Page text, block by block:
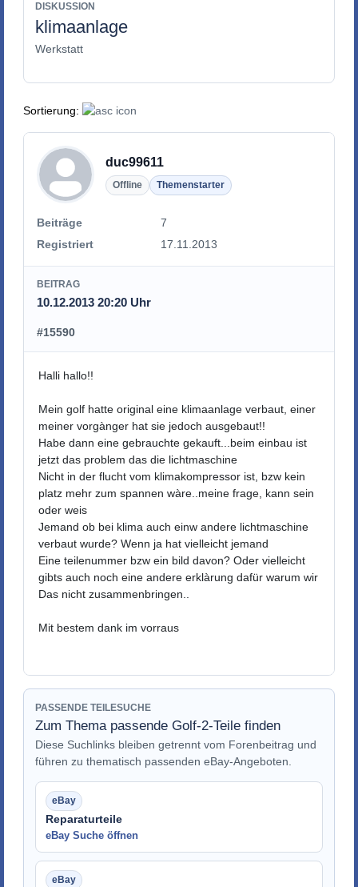
DISKUSSION
klimaanlage
Werkstatt
Sortierung:
duc99611
Offline Themenstarter
Beiträge
7
Registriert
17.11.2013
BEITRAG
10.12.2013 20:20 Uhr
#15590
Halli hallo!!
Mein golf hatte original eine klimaanlage verbaut, einer
meiner vorgànger hat sie jedoch ausgebaut!!
Habe dann eine gebrauchte gekauft...beim einbau ist
jetzt das problem das die lichtmaschine
Nicht in der flucht vom klimakompressor ist, bzw kein
platz mehr zum spannen wàre..meine frage, kann sein
oder weis
Jemand ob bei klima auch einw andere lichtmaschine
verbaut wurde? Wenn ja hat vielleicht jemand
Eine teilenummer bzw ein bild davon? Oder vielleicht
gibts auch noch eine andere erklàrung dafür warum wir
Das nicht zusammenbringen..
Mit bestem dank im vorraus
PASSENDE TEILESUCHE
Zum Thema passende Golf-2-Teile finden
Diese Suchlinks bleiben getrennt vom Forenbeitrag und
führen zu thematisch passenden eBay-Angeboten.
Reparaturteile
eBay Suche öffnen